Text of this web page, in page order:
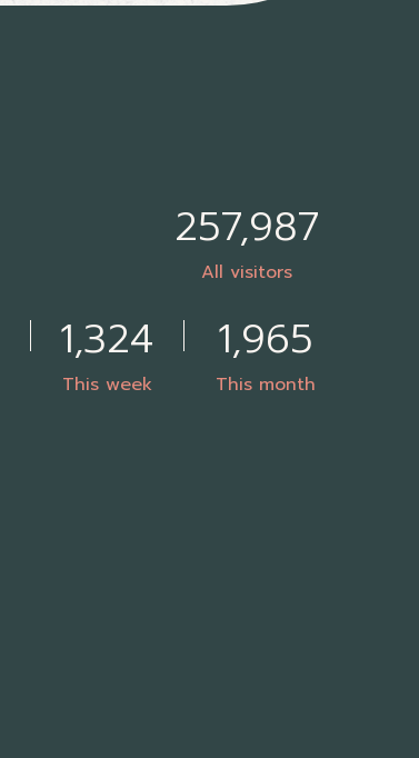
257,987
All visitors
1,324
This week
1,965
This month